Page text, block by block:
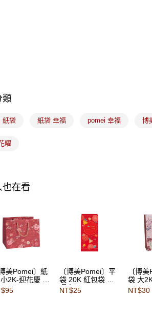
類
紙袋 紙袋 幸福 pomei 幸福 博
曜
也在看
博美Pomei〕紙
2K-迎花慶 5
〔博美Pomei〕平
袋 20K 紅包袋 花
曜幸福 10入
NT$25
〔博
袋 大
1入
NT$30